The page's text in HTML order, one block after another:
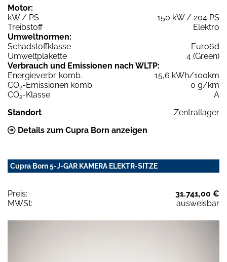
Motor:
kW / PS
150 kW / 204 PS
Treibstoff
Elektro
Umweltnormen:
Schadstoffklasse
Euro6d
Umweltplakette
4 (Green)
Verbrauch und Emissionen nach WLTP:
Energieverbr. komb.
15,6 kWh/100km
CO2-Emissionen komb.
0 g/km
CO2-Klasse
A
Standort
Zentrallager
Details zum Cupra Born anzeigen
Cupra Born 5-J-GAR KAMERA ELEKTR-SITZE
Preis:
31.741,00 €
MWSt:
ausweisbar